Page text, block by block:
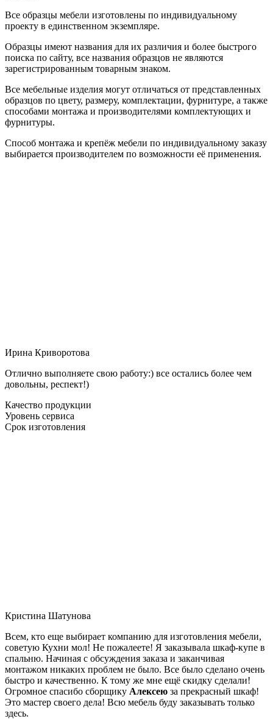
Все образцы мебели изготовлены по индивидуальному
проекту в единственном экземпляре.
Образцы имеют названия для их различия и более быстрого
поиска по сайту, все названия образцов не являются
зарегистрированным товарным знаком.
Все мебельные изделия могут отличаться от представленных
образцов по цвету, размеру, комплектации, фурнитуре, а также
способами монтажа и производителями комплектующих и
фурнитуры.
Способ монтажа и крепёж мебели по индивидуальному заказу
выбирается производителем по возможности её применения.
Ирина Криворотова
Отлично выполняете свою работу:) все остались более чем
довольны, респект!)
Качество продукции
Уровень сервиса
Срок изготовления
Кристина Шатунова
Всем, кто еще выбирает компанию для изготовления мебели,
советую Кухни мол! Не пожалеете! Я заказывала шкаф-купе в
спальню. Начиная с обсуждения заказа и заканчивая
монтажом никаких проблем не было. Все было сделано очень
быстро и качественно. К тому же мне ещё скидку сделали!
Огромное спасибо сборщику Алексею за прекрасный шкаф!
Это мастер своего дела! Всю мебель буду заказывать только
здесь.